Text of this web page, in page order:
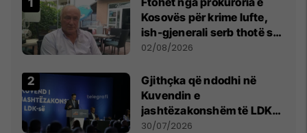
Kosovës për krime lufte,
ish-gjenerali serb thotë se
dikush e tradhtoi në
02/08/2026
Gjithçka që ndodhi në
Kuvendin e
jashtëzakonshëm të LDK-
së
30/07/2026